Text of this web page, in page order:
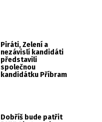
Piráti, Zelení a
nezávislí kandidáti
představili
společnou
kandidátku Příbram
Dobříš bude patřit